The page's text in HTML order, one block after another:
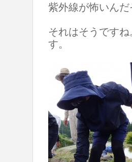
紫外線が怖いんだ
それはそうです
す。